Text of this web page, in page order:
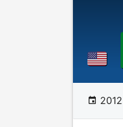
2012